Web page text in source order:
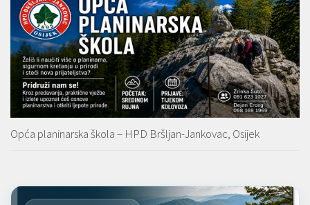
Opća planinarska škola – HPD Bršljan-Jankovac, Osijek